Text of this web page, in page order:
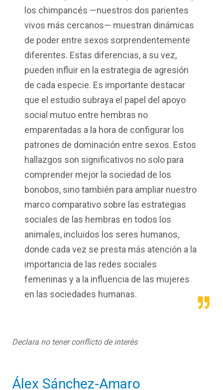
los chimpancés —nuestros dos parientes
vivos más cercanos— muestran dinámicas
de poder entre sexos sorprendentemente
diferentes. Estas diferencias, a su vez,
pueden influir en la estrategia de agresión
de cada especie. Es importante destacar
que el estudio subraya el papel del apoyo
social mutuo entre hembras no
emparentadas a la hora de configurar los
patrones de dominación entre sexos. Estos
hallazgos son significativos no solo para
comprender mejor la sociedad de los
bonobos, sino también para ampliar nuestro
marco comparativo sobre las estrategias
sociales de las hembras en todos los
animales, incluidos los seres humanos,
donde cada vez se presta más atención a la
importancia de las redes sociales
femeninas y a la influencia de las mujeres
en las sociedades humanas.
Declara no tener conflicto de interés
Álex Sánchez-Amaro